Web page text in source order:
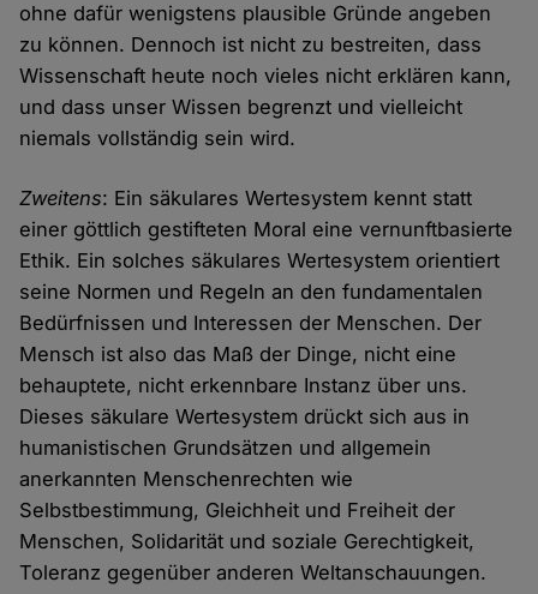
ohne dafür wenigstens plausible Gründe angeben
zu können. Dennoch ist nicht zu bestreiten, dass
Wissenschaft heute noch vieles nicht erklären kann,
und dass unser Wissen begrenzt und vielleicht
niemals vollständig sein wird.
Zweitens: Ein säkulares Wertesystem kennt statt
einer göttlich gestifteten Moral eine vernunftbasierte
Ethik. Ein solches säkulares Wertesystem orientiert
seine Normen und Regeln an den fundamentalen
Bedürfnissen und Interessen der Menschen. Der
Mensch ist also das Maß der Dinge, nicht eine
behauptete, nicht erkennbare Instanz über uns.
Dieses säkulare Wertesystem drückt sich aus in
humanistischen Grundsätzen und allgemein
anerkannten Menschenrechten wie
Selbstbestimmung, Gleichheit und Freiheit der
Menschen, Solidarität und soziale Gerechtigkeit,
Toleranz gegenüber anderen Weltanschauungen.